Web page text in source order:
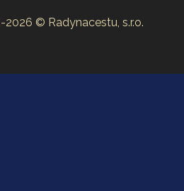
2026 © Radynacestu, s.r.o.